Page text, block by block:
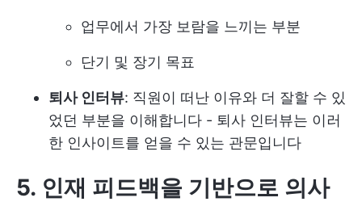
업무에서 가장 보람을 느끼는 부분
단기 및 장기 목표
퇴사 인터뷰: 직원이 떠난 이유와 더 잘할 수 있
었던 부분을 이해합니다 - 퇴사 인터뷰는 이러
한 인사이트를 얻을 수 있는 관문입니다
5. 인재 피드백을 기반으로 의사